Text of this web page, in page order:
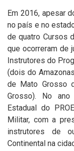
Em 2016, apesar
no país e no
de quatro Cursos
que ocorreram de
Instrutores do
(dois do
de Mato Grosso
Grosso). No
Estadual do
Militar, com a
instrutores de
Continental na